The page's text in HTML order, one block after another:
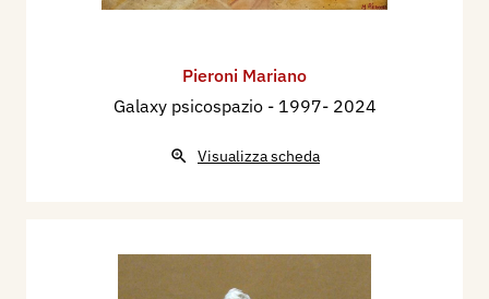
Pieroni Mariano
Galaxy psicospazio - 1997- 2024
Visualizza scheda